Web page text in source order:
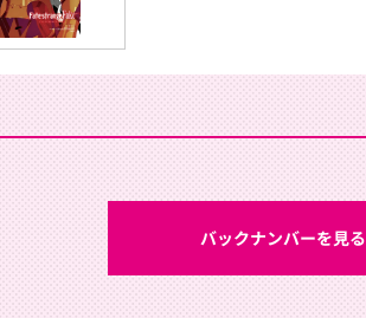
バックナンバーを見る